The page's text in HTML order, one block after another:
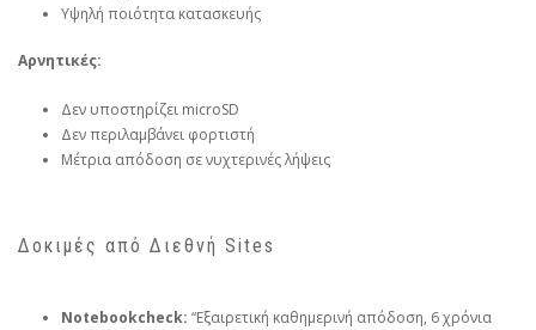
Υψηλή ποιότητα κατασκευής
Αρνητικές:
Δεν υποστηρίζει microSD
Δεν περιλαμβάνει φορτιστή
Μέτρια απόδοση σε νυχτερινές λήψεις
Δοκιμές από Διεθνή Sites
Notebookcheck: “Εξαιρετική καθημερινή απόδοση, 6 χρόνια